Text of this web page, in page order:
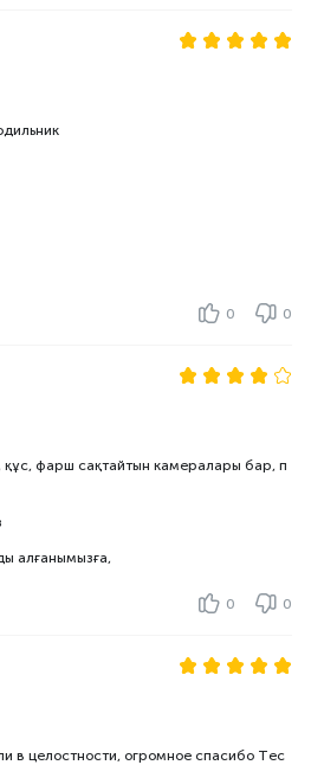
0 0
фарш сақтайтын камералары бар, п
алғанымызға,
0 0
в целостности, огромное спасибо Tec